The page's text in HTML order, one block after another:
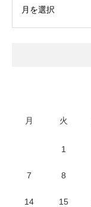
月 火
1
7 8
14 15